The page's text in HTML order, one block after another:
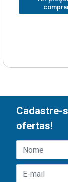
Cadastre-
ofertas!